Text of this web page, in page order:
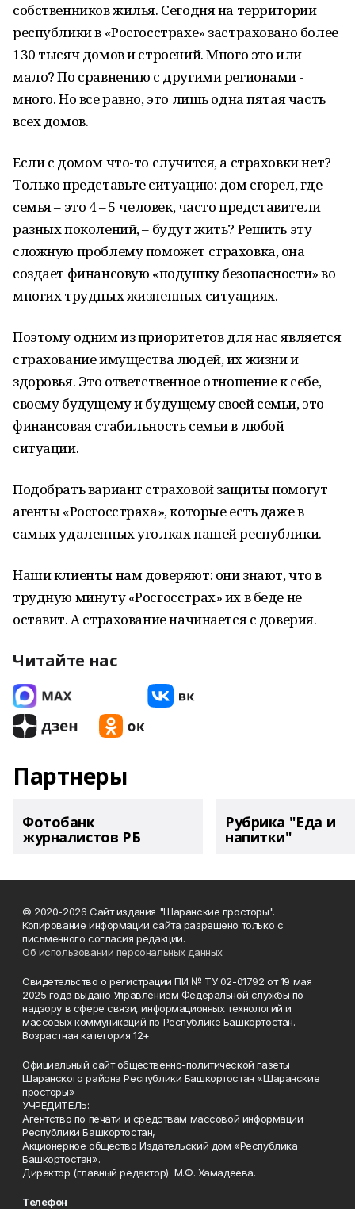
собственников жилья. Сегодня на территории
республики в «Росгосстрахе» застраховано более
130 тысяч домов и строений. Много это или
мало? По сравнению с другими регионами -
много. Но все равно, это лишь одна пятая часть
всех домов.
Если с домом что-то случится, а страховки нет?
Только представьте ситуацию: дом сгорел, где
семья – это 4 – 5 человек, часто представители
разных поколений, – будут жить? Решить эту
сложную проблему поможет страховка, она
создает финансовую «подушку безопасности» во
многих трудных жизненных ситуациях.
Поэтому одним из приоритетов для нас является
страхование имущества людей, их жизни и
здоровья. Это ответственное отношение к себе,
своему будущему и будущему своей семьи, это
финансовая стабильность семьи в любой
ситуации.
Подобрать вариант страховой защиты помогут
агенты «Росгосстраха», которые есть даже в
самых удаленных уголках нашей республики.
Наши клиенты нам доверяют: они знают, что в
трудную минуту «Росгосстрах» их в беде не
оставит. А страхование начинается с доверия.
Читайте нас
Партнеры
Фотобанк
журналистов РБ
Рубрика "Еда и
напитки"
© 2020-2026 Сайт издания "Шаранские просторы".
Копирование информации сайта разрешено только с
письменного согласия редакции.
Об использовании персональных данных
Свидетельство о регистрации ПИ № ТУ 02-01792 от 19 мая
2025 года выдано Управлением Федеральной службы по
надзору в сфере связи, информационных технологий и
массовых коммуникаций по Республике Башкортостан.
Возрастная категория 12+
Официальный сайт общественно-политической газеты
Шаранского района Республики Башкортостан «Шаранские
просторы»
УЧРЕДИТЕЛЬ:
Агентство по печати и средствам массовой информации
Республики Башкортостан,
Акционерное общество Издательский дом «Республика
Башкортостан».
Директор (главный редактор) М.Ф. Хамадеева.
Телефон